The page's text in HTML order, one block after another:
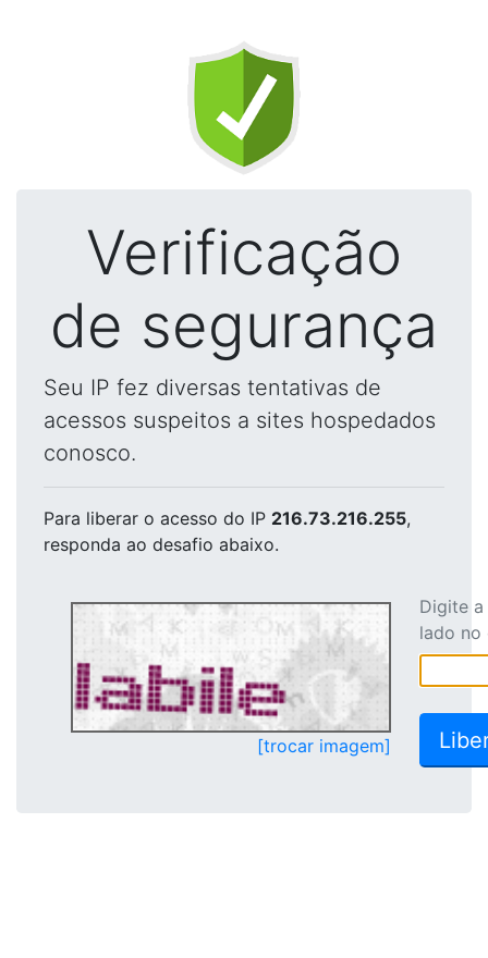
Verificação
de segurança
Seu IP fez diversas tentativas de
acessos suspeitos a sites hospedados
conosco.
Para liberar o acesso do IP 216.73.216.255,
responda ao desafio abaixo.
[trocar imagem]
Digite
lado no